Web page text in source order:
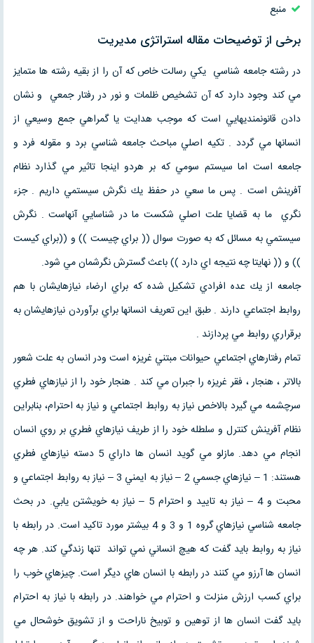
منبع
برخی از توضیحات مقاله استراتژی مدیريت
در رشته جامعه شناسي يكي رسالت خاص كه آن را از بقيه رشته ها متمايز
مي كند وجود دارد كه آن تشخيص ظلمات و نور در رفتار جمعي و نشان
دادن قانونمنديهايي است كه موجب هدايت يا گمراهي جمع وسيعي از
انسانها مي گردد . تكيه اصلي مباحث جامعه شناسي برد و مقوله فرد و
جامعه است اما سيستم سومي كه بر هردو اينجا تاثير مي گذارد نظام
آفرينش است . پس ما سعي در حفظ يك نگرش سيستمي داريم . جزء
نگري ما به قضايا علت اصلي شكست ما در شناسايي آنهاست . نگرش
سيستمي به مسائل كه به صورت سوال (( براي چيست )) و ((براي كيست
)) و (( نهايتا چه نتيجه اي دارد )) باعث گسترش نگرشمان مي شود.
جامعه از يك عده افرادي تشكيل شده كه براي ارضاء نيازهايشان با هم
روابط اجتماعي دارند . طبق اين تعريف انسانها براي برآوردن نيازهايشان به
برقراري روابط مي پردازند .
تمام رفتارهاي اجتماعي حيوانات مبتني غريزه است ودر انسان به علت شعور
بالاتر ، هنجار ، فقر غريزه را جبران مي كند . هنجار خود را از نيازهاي فطري
سرچشمه مي گيرد بالاخص نياز به روابط اجتماعي و نياز به احترام، بنابراين
نظام آفرينش كنترل و سلطله خود را از طريف نيازهاي فطري بر روي انسان
انجام مي دهد. مازلو مي گويد انسان ها داراي 5 دسته نيازهاي فطري
هستند: 1 – نيازهاي جسمي 2 – نياز به ايمني 3 – نياز به روابط اجتماعي و
محبت و 4 – نياز به تاييد و احترام 5 – نياز به خويشتن يابي. در بحث
جامعه شناسي نيازهاي گروه 1 و 3 و 4 بيشتر مورد تاكيد است. در رابطه با
نياز به روابط بايد گفت كه هيچ انساني نمي تواند تنها زندگي كند. هر چه
انسان ها آرزو مي كنند در رابطه با انسان هاي ديگر است. چيزهاي خوب را
براي كسب ارزش منزلت و احترام مي خواهند. در رابطه با نياز به احترام
بايد گفت انسان ها از توهين و توبيخ ناراحت و از تشويق خوشحال مي